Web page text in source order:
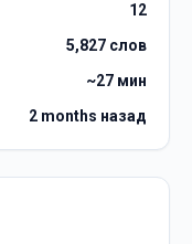
12
5,827 слов
~27 мин
2 months назад